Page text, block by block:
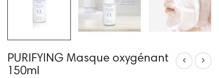
PURIFYING Masque oxygénant
150ml